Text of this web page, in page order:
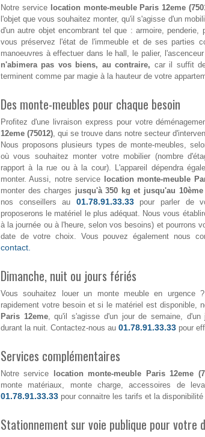
Notre service location monte-meuble Paris 12eme
l'objet que vous souhaitez monter, qu'il s'agisse d'un
d'un autre objet encombrant tel que : armoire,
vous préservez l'état de l'immeuble et de ses parties
manoeuvres à effectuer dans le hall, le palier,
n'abimera pas vos biens, au contraire, car il suffit
terminent comme par magie à la hauteur de votre
Des monte-meubles pour chaque besoin
Profitez d'une livraison express pour votre
12eme (75012), qui se trouve dans notre secteur
Nous proposons plusieurs types de monte-meubles,
où vous souhaitez monter votre mobilier (nombre
rapport à la rue ou à la cour). L'appareil dépendra
monter. Aussi, notre service
location monte-meuble
monter des charges jusqu'à 350 kg et jusqu'au 10ème
nos conseillers au 01.78.91.33.33pour parler de
proposerons le matériel le plus adéquat. Nous vous
à la journée ou à l'heure, selon vos besoins) et pourrons
date de votre choix. Vous pouvez également nous
contact.
Dimanche, nuit ou jours fériés
Vous souhaitez louer un monte meuble en urgence
rapidement votre besoin et si le matériel est disponible,
Paris 12eme, qu'il s'agisse d'un jour de semaine,
durant la nuit. Contactez-nous au 01.78.91.33.33 pour
Services complémentaires
Notre service location monte-meuble Paris 12eme
monte matériaux, monte charge, accessoires de
01.78.91.33.33 pour connaitre les tarifs et la
Stationnement sur voie publique pour votre